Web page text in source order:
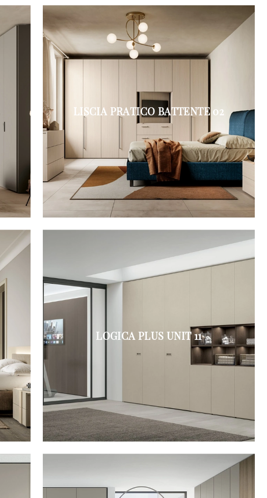
LISCIA PRATICO BATTENTE 02
LOGICA PLUS UNIT 11